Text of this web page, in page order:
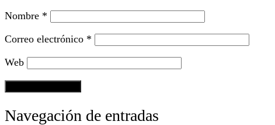
Nombre *
Correo electrónico *
Web
Navegación de entradas